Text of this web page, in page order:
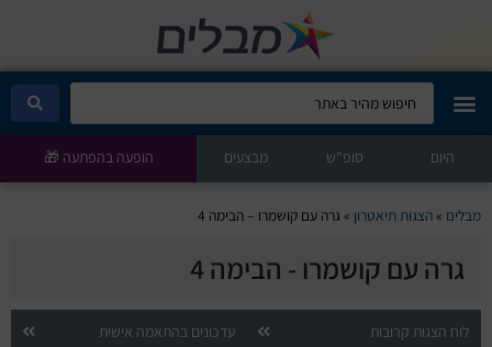
מבלים קלאב
הופעות היום
סטנדאפ
הצגות ילדים
היום סופ"ש מבצעים הופעה בהפתעה 🎁
מבלים »הצגות תיאטרון »גרה עם קושמרו – הבימה 4
גרה עם קושמרו - הבימה 4
לוח הצגות קרובות עדכונים בהתאמה אישית